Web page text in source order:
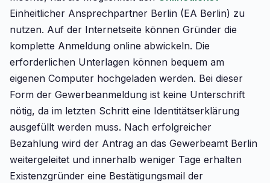
Einheitlicher Ansprechpartner Berlin (EA Berlin) zu
nutzen. Auf der Internetseite können Gründer die
komplette Anmeldung online abwickeln. Die
erforderlichen Unterlagen können bequem am
eigenen Computer hochgeladen werden. Bei dieser
Form der Gewerbeanmeldung ist keine Unterschrift
nötig, da im letzten Schritt eine Identitätserklärung
ausgefüllt werden muss. Nach erfolgreicher
Bezahlung wird der Antrag an das Gewerbeamt Berlin
weitergeleitet und innerhalb weniger Tage erhalten
Existenzgründer eine Bestätigungsmail der